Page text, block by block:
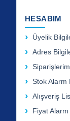
HESABIM
Üyelik
Adres
Siparişlerim
Stok Alarm
Alışveriş
Fiyat